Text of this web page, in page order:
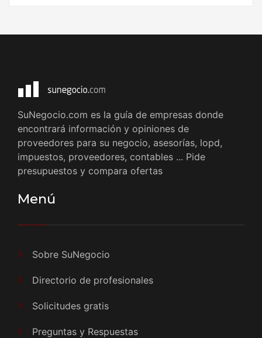
SuNegocio.com es la guía de empresas donde
encontrará información y opiniones de
proveedores para su negocio, asesorías, lopd,
impuestos, proveedores, contables ... Pide
presupuestos y compara ofertas
Menú
Sobre SuNegocio
Directorio de profesionales
Solicitudes gratis
Preguntas y Respuestas